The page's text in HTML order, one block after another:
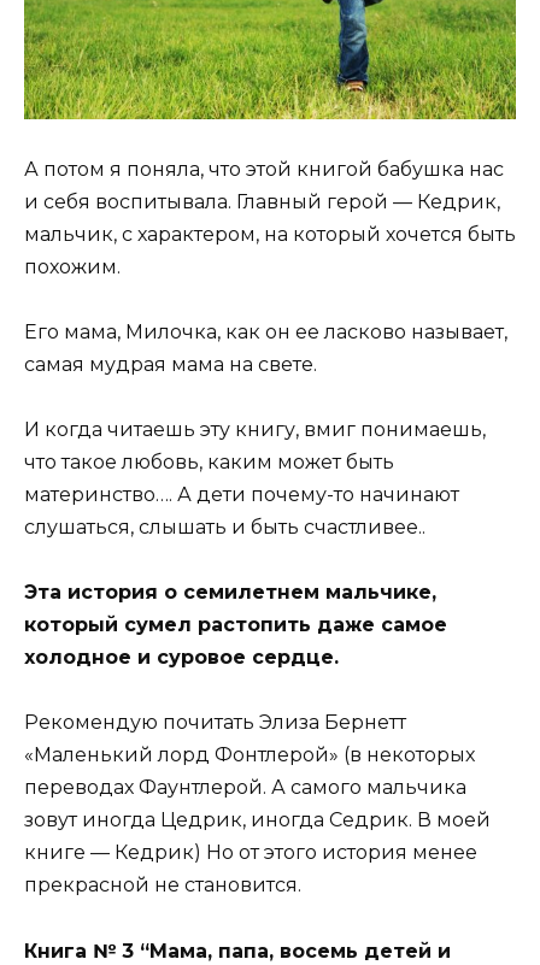
А потом я поняла, что этой книгой бабушка нас
и себя воспитывала. Главный герой — Кедрик,
мальчик, с характером, на который хочется быть
похожим.
Его мама, Милочка, как он ее ласково называет,
самая мудрая мама на свете.
И когда читаешь эту книгу, вмиг понимаешь,
что такое любовь, каким может быть
материнство…. А дети почему-то начинают
слушаться, слышать и быть счастливее..
Эта история о семилетнем мальчике,
который сумел растопить даже самое
холодное и суровое сердце.
Рекомендую почитать Элиза Бернетт
«Маленький лорд Фонтлерой» (в некоторых
переводах Фаунтлерой. А самого мальчика
зовут иногда Цедрик, иногда Седрик. В моей
книге — Кедрик) Но от этого история менее
прекрасной не становится.
Книга № 3 “Мама, папа, восемь детей и